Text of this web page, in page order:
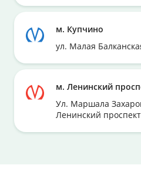
м. Купчино
ул. Малая
м. Ленинский
Ул. Маршала
Ленинский